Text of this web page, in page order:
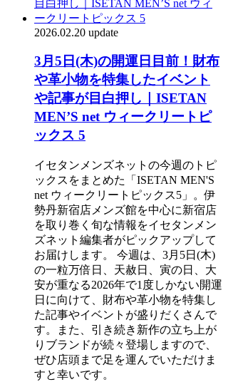
2026.02.20 update
3月5日(木)の開運日目前！財布
や革小物を特集したイベント
や記事が目白押し｜ISETAN
MEN’S net ウィークリートピ
ックス 5
イセタンメンズネットの今週のトピ
ックスをまとめた「ISETAN MEN'S
net ウィークリートピックス5」。伊
勢丹新宿店メンズ館を中心に新宿店
を取り巻く旬な情報をイセタンメン
ズネット編集者がピックアップして
お届けします。 今週は、3月5日(木)
の一粒万倍日、天赦日、寅の日、大
安が重なる2026年で1度しかない開運
日に向けて、財布や革小物を特集し
た記事やイベントが盛りだくさんで
す。また、引き続き新作の立ち上が
りブランドが続々登場しますので、
ぜひ店頭まで足を運んでいただけま
すと幸いです。